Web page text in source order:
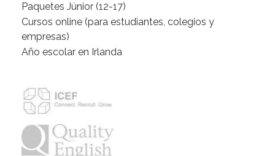
Paquetes Júnior (12-17)
Cursos online (para estudiantes, colegios y
empresas)
Año escolar en Irlanda